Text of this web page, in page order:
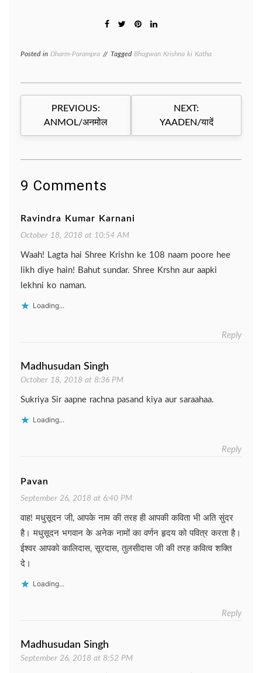
Posted in Dharm-Parampra Tagged Bhagwan Krishna ki Katha
Post
navigation
PREVIOUS:
ANMOL/अनमोल
NEXT:
YAADEN/यादें
9 Comments
Ravindra Kumar Karnani
October 18, 2018 at 10:54 AM
Waah! Lagta hai Shree Krishn ke 108 naam poore hee
likh diye hain! Bahut sundar. Shree Krshn aur aapki
lekhni ko naman.
Loading...
Reply
Madhusudan Singh
October 18, 2018 at 8:36 PM
Sukriya Sir aapne rachna pasand kiya aur saraahaa.
Loading...
Reply
Pavan
September 26, 2018 at 6:40 PM
वाह! मधुसूदन जी, आपके नाम की तरह ही आपकी कविता भी अति सुंदर
है। मधुसूदन भगवान के अनेक नामों का वर्णन हृदय को पवित्र करता है।
ईश्वर आपको कालिदास, सूरदास, तुलसीदास जी की तरह कवित्व शक्ति
दे।
Loading...
Reply
Madhusudan Singh
September 26, 2018 at 8:52 PM